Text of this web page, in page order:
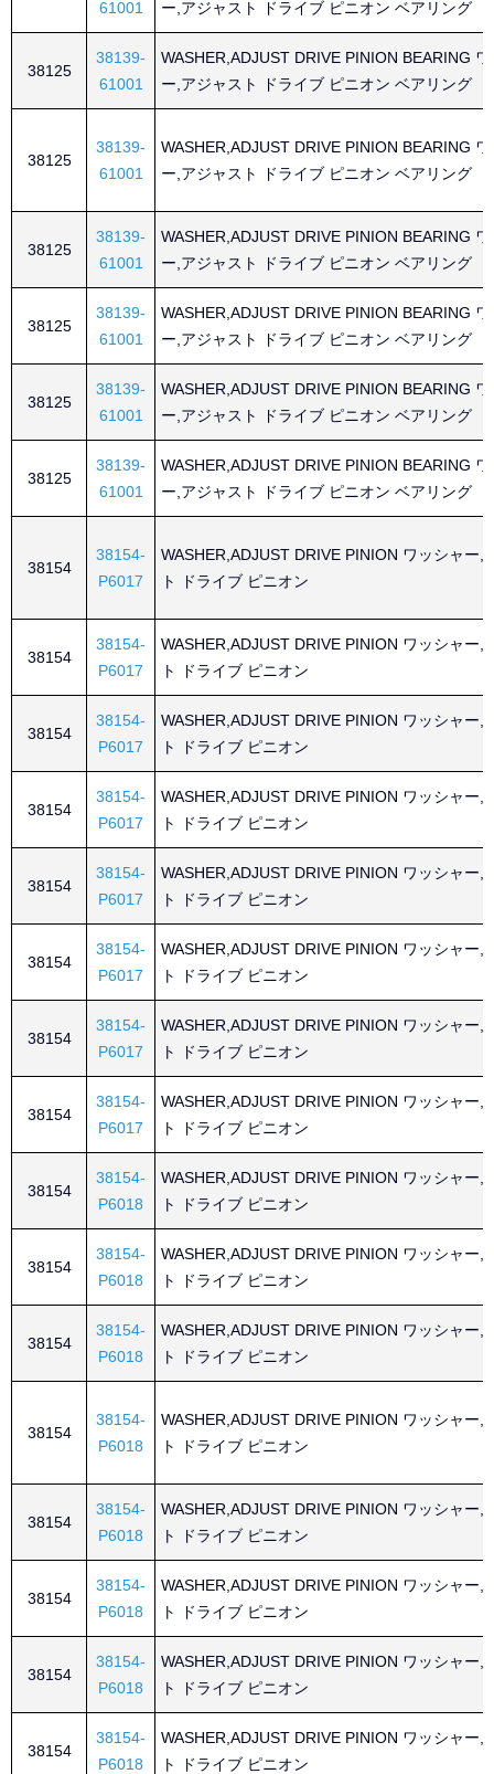
61001 ー,アジャスト ドライブ ピニオン ベアリング
38125
38139-
61001
WASHER,ADJUST DRIVE PINION BEARING
ー,アジャスト ドライブ ピニオン ベアリング
38125
38139-
61001
WASHER,ADJUST DRIVE PINION BEARING
ー,アジャスト ドライブ ピニオン ベアリング
38125
38139-
61001
WASHER,ADJUST DRIVE PINION BEARING
ー,アジャスト ドライブ ピニオン ベアリング
38125
38139-
61001
WASHER,ADJUST DRIVE PINION BEARING
ー,アジャスト ドライブ ピニオン ベアリング
38125
38139-
61001
WASHER,ADJUST DRIVE PINION BEARING
ー,アジャスト ドライブ ピニオン ベアリング
38125
38139-
61001
WASHER,ADJUST DRIVE PINION BEARING
ー,アジャスト ドライブ ピニオン ベアリング
38154
38154-
P6017
WASHER,ADJUST DRIVE PINION ワッシャー,
ト ドライブ ピニオン
38154
38154-
P6017
WASHER,ADJUST DRIVE PINION ワッシャー,
ト ドライブ ピニオン
38154
38154-
P6017
WASHER,ADJUST DRIVE PINION ワッシャー,
ト ドライブ ピニオン
38154
38154-
P6017
WASHER,ADJUST DRIVE PINION ワッシャー,
ト ドライブ ピニオン
38154
38154-
P6017
WASHER,ADJUST DRIVE PINION ワッシャー,
ト ドライブ ピニオン
38154
38154-
P6017
WASHER,ADJUST DRIVE PINION ワッシャー,
ト ドライブ ピニオン
38154
38154-
P6017
WASHER,ADJUST DRIVE PINION ワッシャー,
ト ドライブ ピニオン
38154
38154-
P6017
WASHER,ADJUST DRIVE PINION ワッシャー,
ト ドライブ ピニオン
38154
38154-
P6018
WASHER,ADJUST DRIVE PINION ワッシャー,
ト ドライブ ピニオン
38154
38154-
P6018
WASHER,ADJUST DRIVE PINION ワッシャー,
ト ドライブ ピニオン
38154
38154-
P6018
WASHER,ADJUST DRIVE PINION ワッシャー,
ト ドライブ ピニオン
38154
38154-
P6018
WASHER,ADJUST DRIVE PINION ワッシャー,
ト ドライブ ピニオン
38154
38154-
P6018
WASHER,ADJUST DRIVE PINION ワッシャー,
ト ドライブ ピニオン
38154
38154-
P6018
WASHER,ADJUST DRIVE PINION ワッシャー,
ト ドライブ ピニオン
38154
38154-
P6018
WASHER,ADJUST DRIVE PINION ワッシャー,
ト ドライブ ピニオン
38154
38154-
P6018
WASHER,ADJUST DRIVE PINION ワッシャー,
ト ドライブ ピニオン